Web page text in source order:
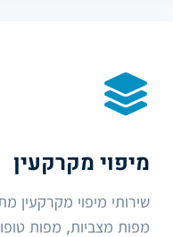
מיפוי מקרקעין
שירותי מיפוי מקרקעין
מפות מצביות, מפות